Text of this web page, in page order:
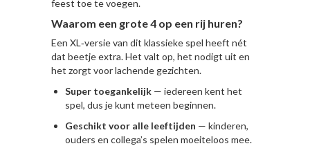
feest toe te voegen.
Waarom een grote 4 op een rij huren?
Een XL‑versie van dit klassieke spel heeft nét
dat beetje extra. Het valt op, het nodigt uit en
het zorgt voor lachende gezichten.
Super toegankelijk — iedereen kent het
spel, dus je kunt meteen beginnen.
Geschikt voor alle leeftijden — kinderen,
ouders en collega’s spelen moeiteloos mee.